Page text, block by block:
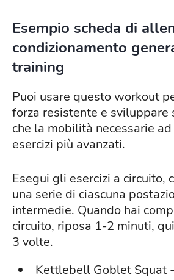
Esempio scheda di
condizionamento
training
Puoi usare questo workout
forza resistente e
che la mobilità necessarie
esercizi più avanzati.
Esegui gli esercizi a circuito,
una serie di ciascuna
intermedie. Quando hai
circuito, riposa 1-2 minuti,
3 volte.
Kettlebell Goblet Squat